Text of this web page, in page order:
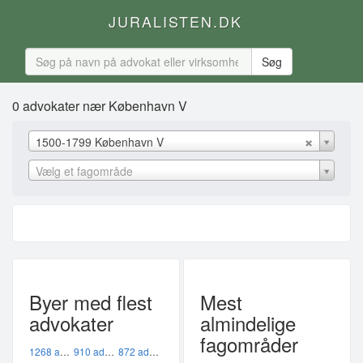
JURALISTEN.DK
0 advokater nær København V
1500-1799 København V
Vælg et fagområde
Byer med flest
advokater
1268 advokater i København K 910 advokater i København V
872 advokater i København Ø
Mest
almindelige
fagområder